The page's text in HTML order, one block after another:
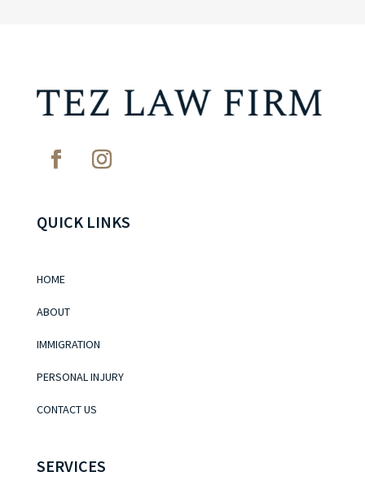
QUICK LINKS
HOME
ABOUT
IMMIGRATION
PERSONAL INJURY
CONTACT US
SERVICES